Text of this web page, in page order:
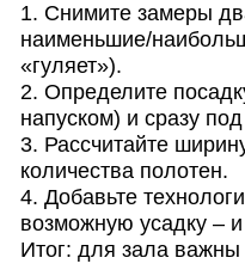
Снимите замеры
наименьшие/
«гуляет»).
Определите
напуском) и сразу
Рассчитайте
количества полотен.
Добавьте
возможную усадку –
Итог: для зала